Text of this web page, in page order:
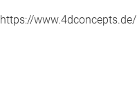
https://www.4dconcepts.de/